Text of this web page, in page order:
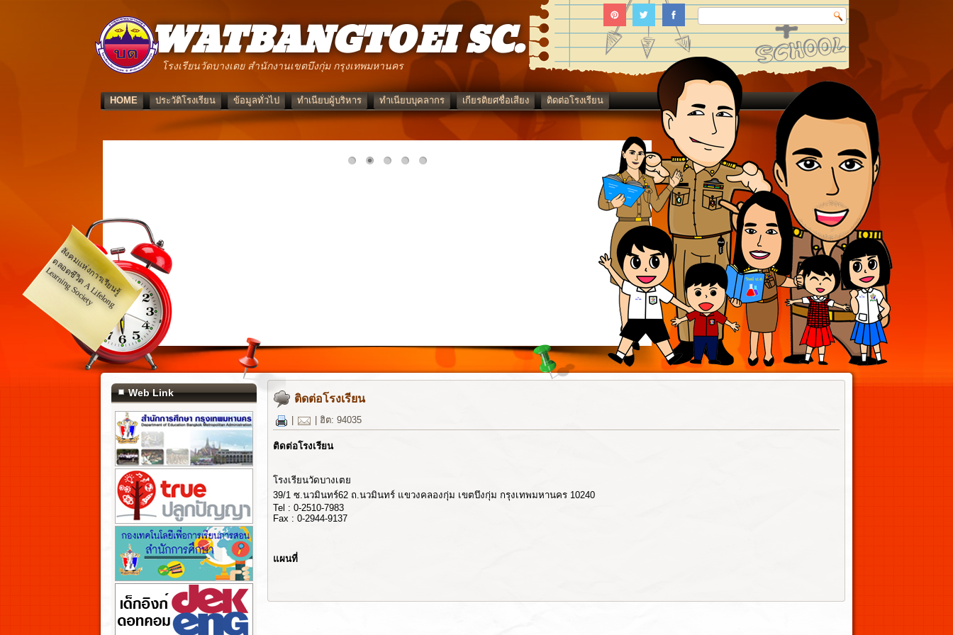
สั
ง
ค
ม
แ
ห่
ง
ก
า
ร
เ
รี
ย
น
รู้
ต
ล
อ
ด
ชี
วิ
ต
A
L
if
e
lo
n
g
L
e
a
r
n
in
g
S
o
c
ie
ty
WATBANGTOEI SC.
โรงเรียนวัดบางเตย สำนักงานเขตบึงกุ่ม กรุงเทพมหานคร
HOME ประวัติโรงเรียน ข้อมูลทั่วไป ทำเนียบผู้บริหาร ทำเนียบบุคลากร เกียรติยศชื่อเสียง ติดต่อโรงเรียน
Web Link ติดต่อโรงเรียน
ฮิต: 94035
ติดต่อโรงเรียน
โรงเรียนวัดบางเตย
39/1 ซ.นวมินทร์62 ถ.นวมินทร์ แขวงคลองกุ่ม เขตบึงกุ่ม กรุงเทพมหานคร 10240
Tel : 0-2510-7983
Fax : 0-2944-9137
แผนที่